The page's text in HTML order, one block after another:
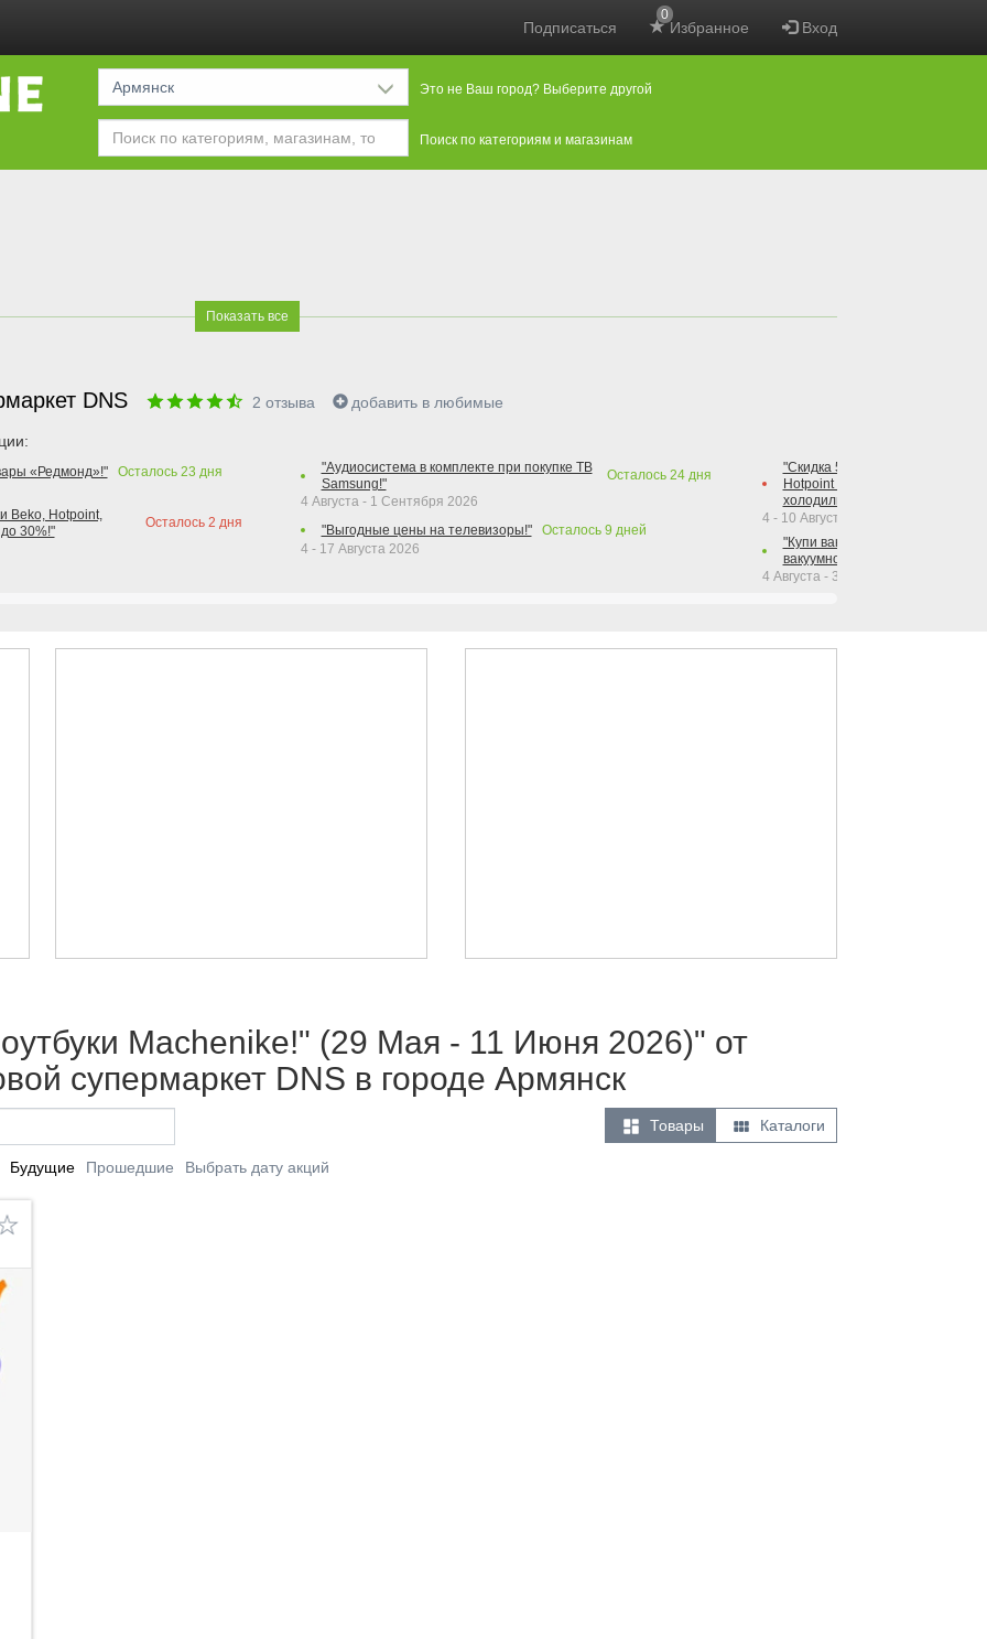
Подписаться Избранное
0
Вход
Армянск Это не Ваш город? Выберите другой
Поиск по категориям и магазинам
Показать все
DNS 2 отзыва добавить в любимые
«Редмонд»!" Осталось 23 дня
Beko, Hotpoint,
30%!"
Осталось 2 дня
"Аудиосистема в комплекте при покупке ТВ
Samsung!"
Осталось 24дня
4 Августа - 1 Сентября 2026
"Выгодные цены на телевизоры!"
Осталось 9 дней
4 - 17 Августа 2026
"Скидка 50% на варочную
Hotpoint при покупке духового
холодильника Hotpoint!"
4 - 10 Августа 2026
"Купи вакуумный упаковщик +
вакуумного упаковщика =
4 Августа - 30 Сентября 2026
Machenike!" (29 Мая - 11 Июня 2026)" от
супермаркет DNS в городе Армянск
 Товары  Каталоги
Будущие Прошедшие Выбрать дату акций